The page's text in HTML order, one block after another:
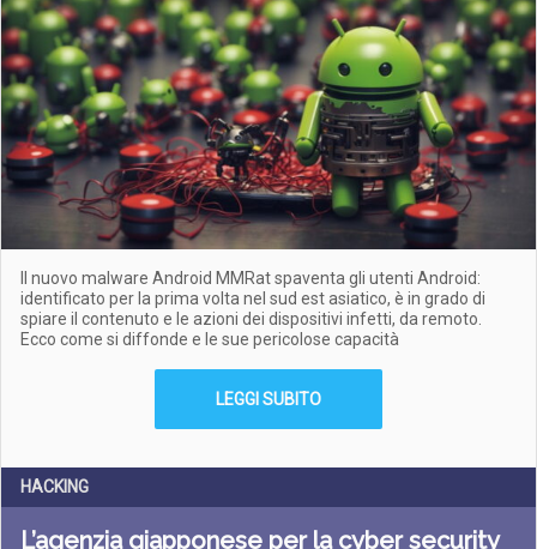
Il nuovo malware Android MMRat spaventa gli utenti Android:
identificato per la prima volta nel sud est asiatico, è in grado di
spiare il contenuto e le azioni dei dispositivi infetti, da remoto.
Ecco come si diffonde e le sue pericolose capacità
LEGGI SUBITO
HACKING
L’agenzia giapponese per la cyber security